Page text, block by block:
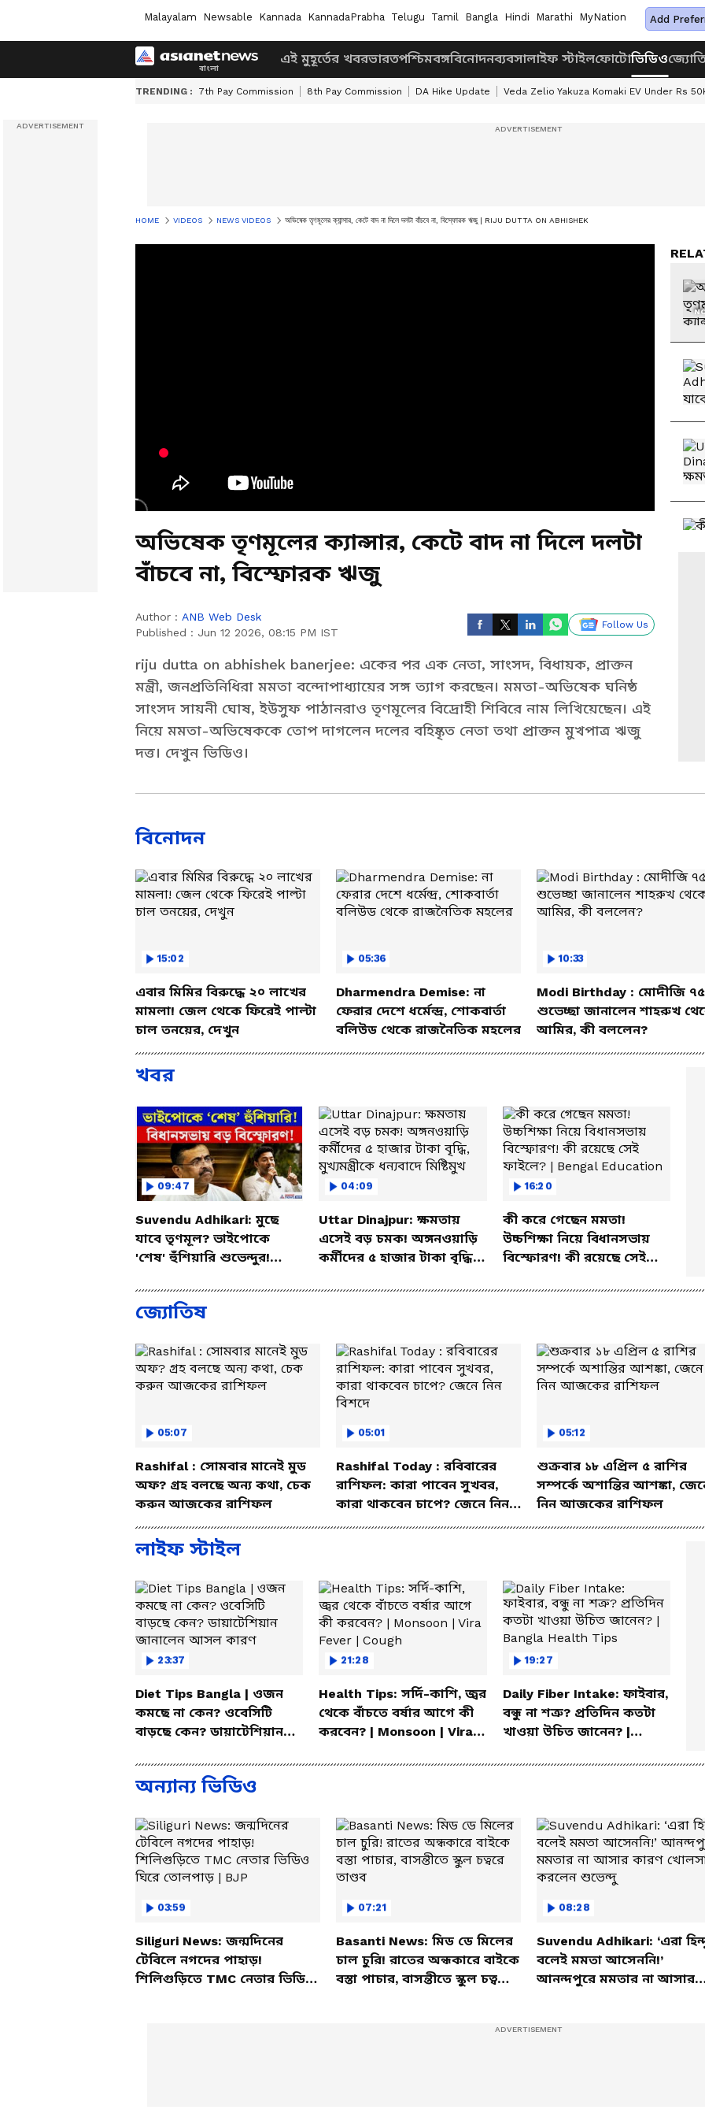
Malayalam Newsable Kannada KannadaPrabha Telugu Tamil Bangla Hindi Marathi MyNation Add
এই মুহূর্তের খবরভারতপশ্চিমবঙ্গবিনোদনব্যবসালাইফ স্টাইলফোটোভিডিও
TRENDING : 7th Pay Commission 8th Pay Commission DA Hike Update Veda Zelio Yakuza Komaki EV Under Rs
HOME VIDEOS NEWS VIDEOS অভিষেক তৃণমূলের ক্যান্সার, কেটে বাদ না দিলে দলটা বাঁচবে না, বিস্ফোরক ঋজু | RIJU DUTTA ON ABHISHEK
অভিষেক তৃণমূলের ক্যান্সার, কেটে বাদ না দিলে দলটা
বাঁচবে না, বিস্ফোরক ঋজু
Author : ANB Web Desk
Published : Jun 12 2026, 08:15 PM IST
Follow Us
riju dutta on abhishek banerjee: একের পর এক নেতা, সাংসদ, বিধায়ক, প্রাক্তন
মন্ত্রী, জনপ্রতিনিধিরা মমতা বন্দোপাধ্যায়ের সঙ্গ ত্যাগ করছেন। মমতা-অভিষেক ঘনিষ্ঠ
সাংসদ সায়নী ঘোষ, ইউসুফ পাঠানরাও তৃণমূলের বিদ্রোহী শিবিরে নাম লিখিয়েছেন। এই
নিয়ে মমতা-অভিষেককে তোপ দাগলেন দলের বহিষ্কৃত নেতা তথা প্রাক্তন মুখপাত্র ঋজু
দত্ত। দেখুন ভিডিও।
বিনোদন
15:02
এবার মিমির বিরুদ্ধে ২০ লাখের
মামলা! জেল থেকে ফিরেই পাল্টা
চাল তনয়ের, দেখুন
05:36
Dharmendra Demise: না
ফেরার দেশে ধর্মেন্দ্র, শোকবার্তা
বলিউড থেকে রাজনৈতিক মহলের
10:33
Modi Birthday : মোদীজি
শুভেচ্ছা জানালেন শাহরুখ
আমির, কী বললেন?
খবর
09:47
Suvendu Adhikari: মুছে
যাবে তৃণমূল? ভাইপোকে
'শেষ' হুঁশিয়ারি শুভেন্দুর!
04:09
Uttar Dinajpur: ক্ষমতায়
এসেই বড় চমক! অঙ্গনওয়াড়ি
কর্মীদের ৫ হাজার টাকা বৃদ্ধি,
16:20
কী করে গেছেন মমতা!
উচ্চশিক্ষা নিয়ে বিধানসভায়
বিস্ফোরণ! কী রয়েছে সেই
Education
জ্যোতিষ
05:07
Rashifal : সোমবার মানেই মুড
অফ? গ্রহ বলছে অন্য কথা, চেক
করুন আজকের রাশিফল
05:01
Rashifal Today : রবিবারের
রাশিফল: কারা পাবেন সুখবর,
কারা থাকবেন চাপে? জেনে নিন
বিশদে
05:12
শুক্রবার ১৮ এপ্রিল ৫ রাশির
সম্পর্কে অশান্তির আশঙ্কা,
নিন আজকের রাশিফল
লাইফ স্টাইল
23:37
Diet Tips Bangla | ওজন
কমছে না কেন? ওবেসিটি
বাড়ছে কেন? ডায়াটেশিয়ান
21:28
Health Tips: সর্দি-কাশি, জ্বর
থেকে বাঁচতে বর্ষার আগে কী
করবেন? | Monsoon | Vira
19:27
Daily Fiber Intake: ফাইবার,
বন্ধু না শত্রু? প্রতিদিন কতটা
খাওয়া উচিত জানেন? |
অন্যান্য ভিডিও
03:59
Siliguri News: জন্মদিনের
টেবিলে নগদের পাহাড়!
শিলিগুড়িতে TMC নেতার ভিডিও
07:21
Basanti News: মিড ডে মিলের
চাল চুরি! রাতের অন্ধকারে বাইকে
বস্তা পাচার, বাসন্তীতে স্কুল চত্বরে
08:28
Suvendu Adhikari: ‘এরা
বলেই মমতা আসেননি!’
আনন্দপুরে মমতার না আসার